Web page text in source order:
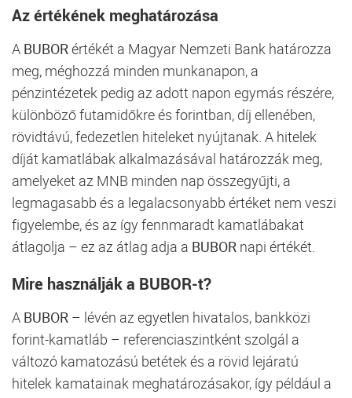
Az értékének meghatározása
A BUBORértékét a Magyar Nemzeti Bank határozza
meg, méghozzá minden munkanapon, a
pénzintézetek pedig az adott napon egymás részére,
különböző futamidőkre és forintban, díj ellenében,
rövidtávú, fedezetlen hiteleket nyújtanak. A hitelek
díját kamatlábak alkalmazásával határozzák meg,
amelyeket az MNB minden nap összegyűjti, a
legmagasabb és a legalacsonyabb értéket nem veszi
figyelembe, és az így fennmaradt kamatlábakat
átlagolja – ez az átlag adja a BUBOR napi értékét.
Mire használják a BUBOR-t?
A BUBOR – lévén az egyetlen hivatalos, bankközi
forint-kamatláb – referenciaszintként szolgál a
változó kamatozású betétek és a rövid lejáratú
hitelek kamatainak meghatározásakor, így például a